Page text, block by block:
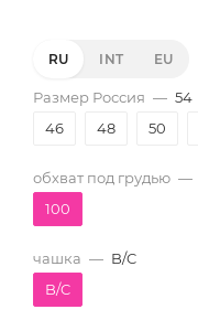
RU INT EU
Размер Россия — 54
46
48 50
обхват под грудью —
100
чашка — B/C
B/C